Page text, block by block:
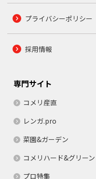
プライバシーポリシー
採用情報
専門サイト
コメリ産直
レンガ.pro
菜園&ガーデン
コメリハード&グリーン
プロ特集